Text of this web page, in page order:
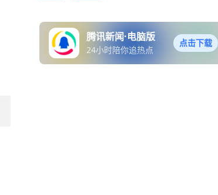
腾讯新闻·电脑版
24小时陪你追热点
点击下载